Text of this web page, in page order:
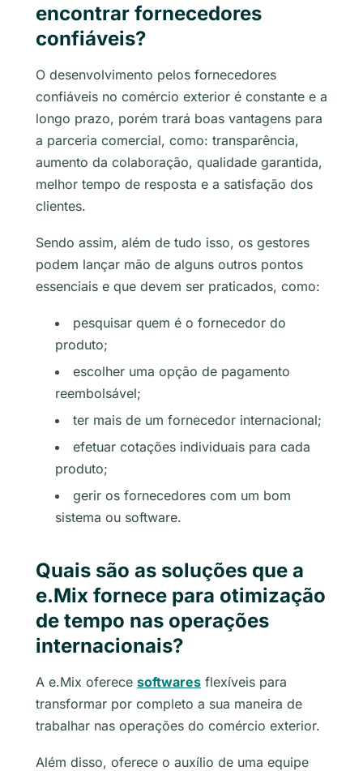
encontrar fornecedores
confiáveis?
O desenvolvimento pelos fornecedores
confiáveis no comércio exterior é constante e a
longo prazo, porém trará boas vantagens para
a parceria comercial, como: transparência,
aumento da colaboração, qualidade garantida,
melhor tempo de resposta e a satisfação dos
clientes.
Sendo assim, além de tudo isso, os gestores
podem lançar mão de alguns outros pontos
essenciais e que devem ser praticados, como:
pesquisar quem é o fornecedor do
produto;
escolher uma opção de pagamento
reembolsável;
ter mais de um fornecedor internacional;
efetuar cotações individuais para cada
produto;
gerir os fornecedores com um bom
sistema ou software.
Quais são as soluções que a
e.Mix fornece para otimização
de tempo nas operações
internacionais?
A e.Mix oferece softwares flexíveis para
transformar por completo a sua maneira de
trabalhar nas operações do comércio exterior.
Além disso, oferece o auxílio de uma equipe